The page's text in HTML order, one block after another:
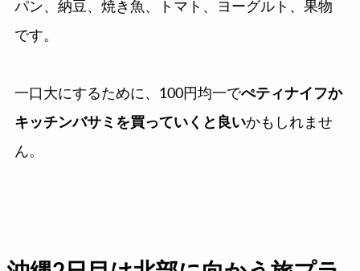
パン、納豆、焼き魚、トマト、ヨーグルト、果物
です。
一口大にするために、100円均一でぺティナイフか
キッチンバサミを買っていくと良いかもしれませ
ん。